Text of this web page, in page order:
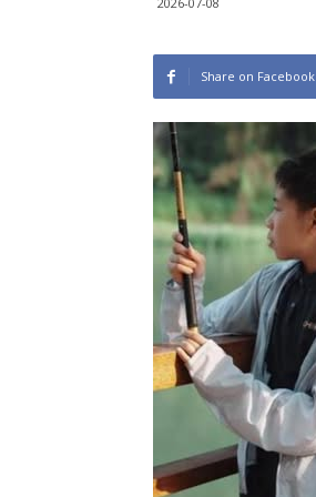
Share on Facebook